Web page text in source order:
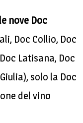
nove Doc
Doc Collio, Doc
Latisana, Doc
solo la Doc
del vino